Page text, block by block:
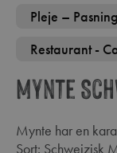
Pleje –
Restaurant -
Mynte
Mynte har en karakteristisk smag, og fantastisk grøn farve.
Sort: Schweizisk